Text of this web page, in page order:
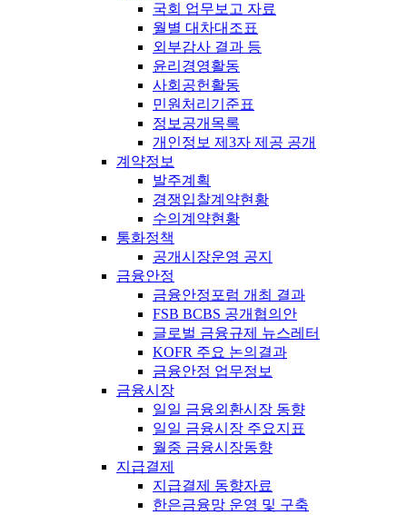
국회 업무보고 자료
월별 대차대조표
외부감사 결과 등
윤리경영활동
사회공헌활동
민원처리기준표
정보공개목록
개인정보 제3자 제공 공개
계약정보
발주계획
경쟁입찰계약현황
수의계약현황
통화정책
공개시장운영 공지
금융안정
금융안정포럼 개최 결과
FSB BCBS 공개협의안
글로벌 금융규제 뉴스레터
KOFR 주요 논의결과
금융안정 업무정보
금융시장
일일 금융외환시장 동향
일일 금융시장 주요지표
월중 금융시장동향
지급결제
지급결제 동향자료
한은금융망 운영 및 구축